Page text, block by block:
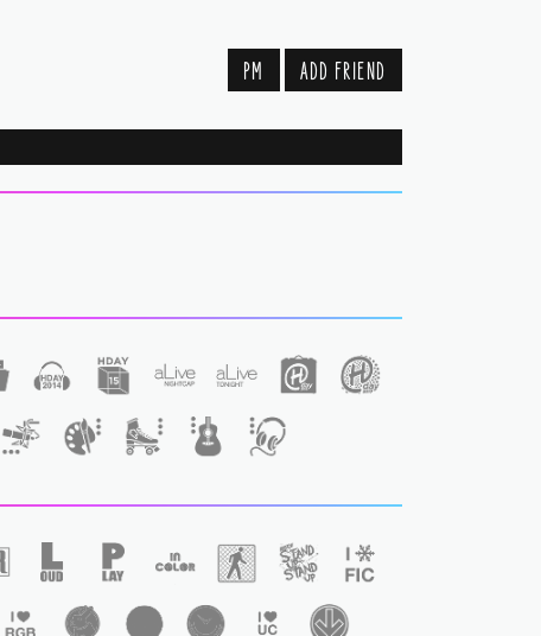
PM ADD FRIEND